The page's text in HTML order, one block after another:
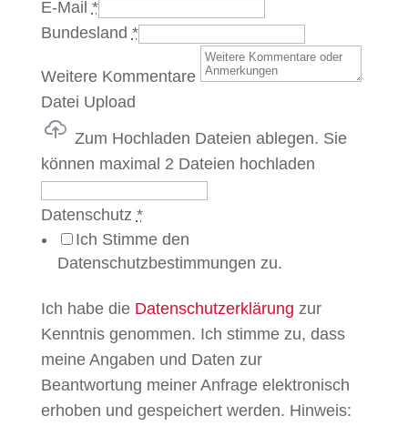
E-Mail *
Bundesland *
Weitere Kommentare
Datei Upload
Zum Hochladen Dateien ablegen. Sie
können maximal 2 Dateien hochladen
Datenschutz *
Ich Stimme den
Datenschutzbestimmungen zu.
Ich habe die Datenschutzerklärung zur
Kenntnis genommen. Ich stimme zu, dass
meine Angaben und Daten zur
Beantwortung meiner Anfrage elektronisch
erhoben und gespeichert werden. Hinweis: